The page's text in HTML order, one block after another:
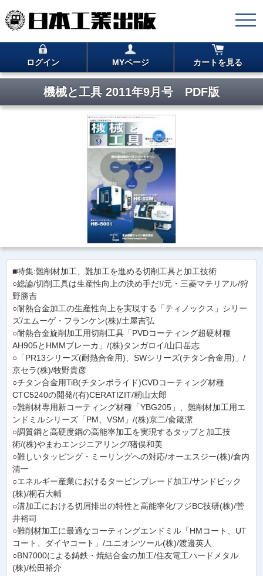
ログイン MYページ カートを見る
機械と工具 2011年9月号 PDF版
■特集:難削材加工、難加工を進める切削工具と加工技術
○総論/切削工具は生産性向上の決め手だ!/元・三菱マテリアル/狩
野勝吉
○耐熱合金加工の生産性向上を実現する「ティノックス」シリー
ズ/エムーゲ・フランケン(株)/土屋吉弘
○耐熱合金旋削加工用切削工具「PVDコーティング超硬材種
AH905とHMMブレーカ」/(株)タンガロイ/山口岳志
○「PR13シリーズ(耐熱合金用)、SWシリーズ(チタン合金用)」/
京セラ(株)/牧野貴彦
○チタン合金用TiB(チタンボライド)CVDコーティング材種
CTC5240の開発/(有)CERATIZIT/籾山太郎
○難削材専用新コーティング材種「YBG205」、難削材加工用エ
ンドミルシリーズ「PM、VSM」/(株)京二/兪箴潔
○調質鋼と高硬度鋼の高能率加工を実現するタップと加工技
術/(株)やまわエンジニアリング/猪俣和美
○難しいタッピング・ミーリングへの対応/オーエスジー(株)/倉内
清一
○エネルギー産業におけるタービンブレード加工/サンドビック
(株)/桐石大輔
○溝加工における切屑排出の特性と高能率化/フジBC技研(株)/菅
井裕司
○難削材加工に最適なコーティングエンドミル「HMコート、UT
コート、ダイヤコート」/ユニオンツール(株)/渡邉英人
○BN7000による鋳鉄・焼結合金の加工/住友電工ハードメタル
(株)/松田裕介